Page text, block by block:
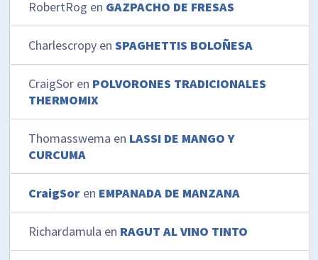
RobertRog en GAZPACHO DE FRESAS
Charlescropy enSPAGHETTIS BOLOÑESA
CraigSor en POLVORONES TRADICIONALES
THERMOMIX
Thomasswema en LASSI DE MANGO Y
CURCUMA
CraigSor en EMPANADA DE MANZANA
Richardamula en RAGUT AL VINO TINTO